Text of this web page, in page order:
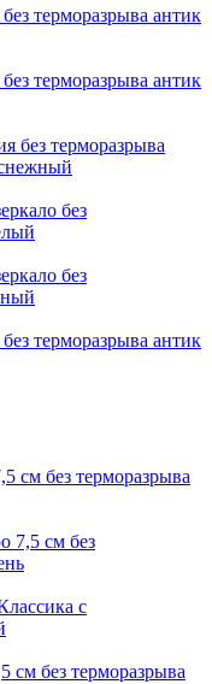
терморазрыва антик
терморазрыва антик
без терморазрыва
без
без
терморазрыва антик
см без терморазрыва
7,5 см без
с
см без терморазрыва